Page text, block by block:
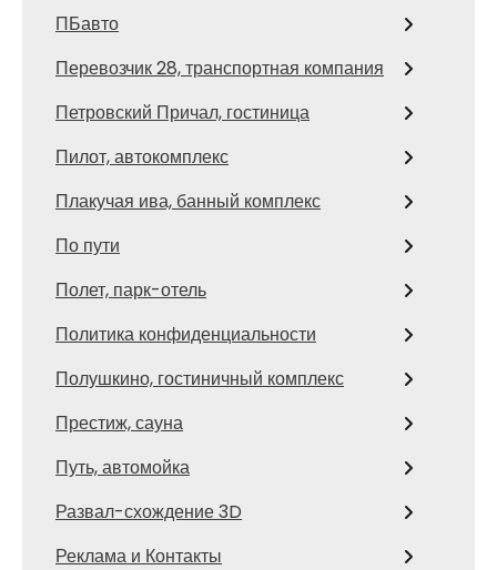
ПБавто
Перевозчик 28, транспортная компания
Петровский Причал, гостиница
Пилот, автокомплекс
Плакучая ива, банный комплекс
По пути
Полет, парк-отель
Политика конфиденциальности
Полушкино, гостиничный комплекс
Престиж, сауна
Путь, автомойка
Развал-схождение 3D
Реклама и Контакты